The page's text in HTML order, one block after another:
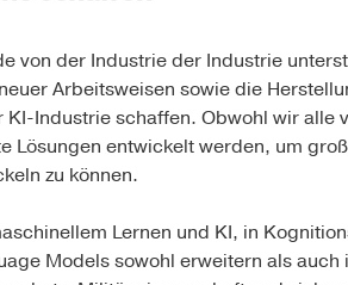
von der Industrie der Industrie
Arbeitsweisen sowie die
Industrie schaffen. Obwohl wir alle
Lösungen entwickelt werden, um
zu können.
Lernen und KI, in
Models sowohl erweitern als